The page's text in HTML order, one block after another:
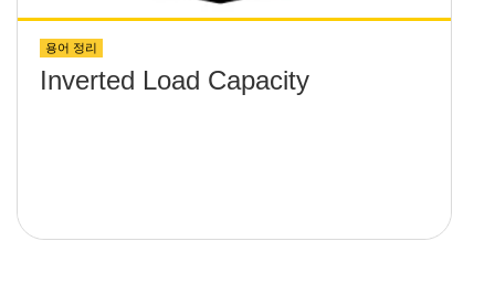
용어 정리
Inverted Load Capacity